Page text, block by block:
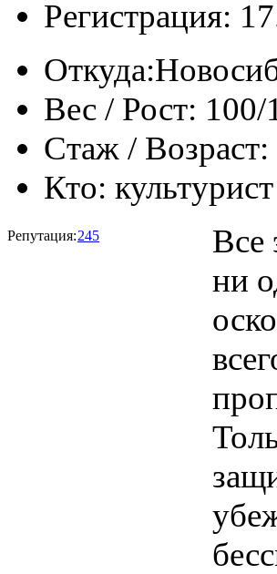
Регистрация:
Откуда:
Вес / Рост: 100/
Стаж / Возраст:
Кто: культурист
Репутация:245
Все
ни